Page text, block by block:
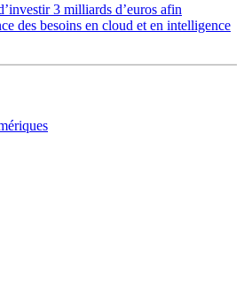
3 milliards d’euros afin
des besoins en cloud et en intelligence